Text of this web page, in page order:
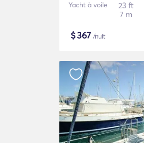
Yacht à voile
23 ft
7 m
$367 /nuit